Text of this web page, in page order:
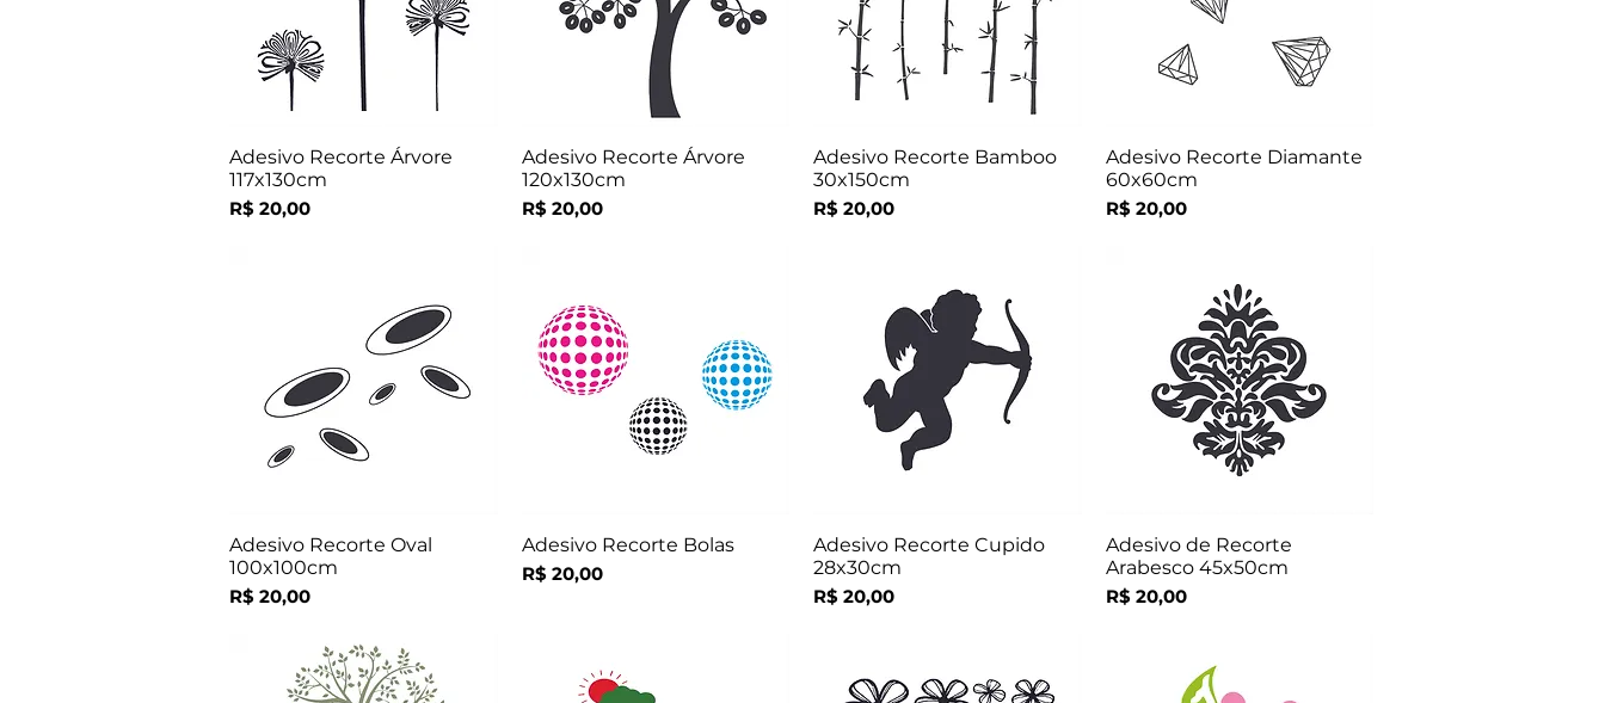
Visualização rápida
Adesivo Recorte Árvore
117x130cm
Preço
R$ 20,00
Visualização rápida
Adesivo Recorte Árvore
120x130cm
Preço
R$ 20,00
Visualização rápida
Adesivo Recorte Bamboo
30x150cm
Preço
R$ 20,00
Visualização rápida
Adesivo Recorte Diamante
60x60cm
Preço
R$ 20,00
Visualização rápida
Adesivo Recorte Oval
100x100cm
Preço
R$ 20,00
Visualização rápida
Adesivo Recorte Bolas
Preço
R$ 20,00
Visualização rápida
Adesivo Recorte Cupido
28x30cm
Preço
R$ 20,00
Visualização rápida
Adesivo de Recorte
Arabesco 45x50cm
Preço
R$ 20,00